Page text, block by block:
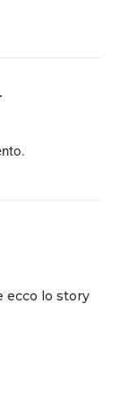
ecco lo story